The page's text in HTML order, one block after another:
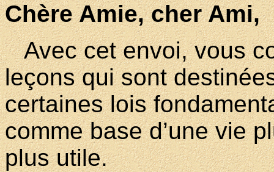
Chère Amie, cher Ami,
Avec cet envoi, vous
leçons qui sont
certaines lois
comme base d’une vie
plus utile.